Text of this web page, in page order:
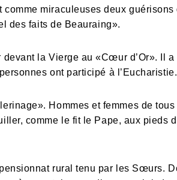
miraculeuses deux guérisons
des faits de Beauraing».
la Vierge au «Cœur d’Or». Il
ont participé à l’Eucharistie.
Hommes et femmes de
comme le fit le Pape, aux pieds
rural tenu par les Sœurs.